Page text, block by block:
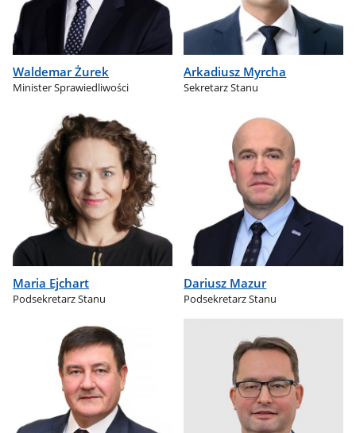
Waldemar Żurek
Minister Sprawiedliwości
Arkadiusz Myrcha
Sekretarz Stanu
Maria Ejchart
Podsekretarz Stanu
Dariusz Mazur
Podsekretarz Stanu